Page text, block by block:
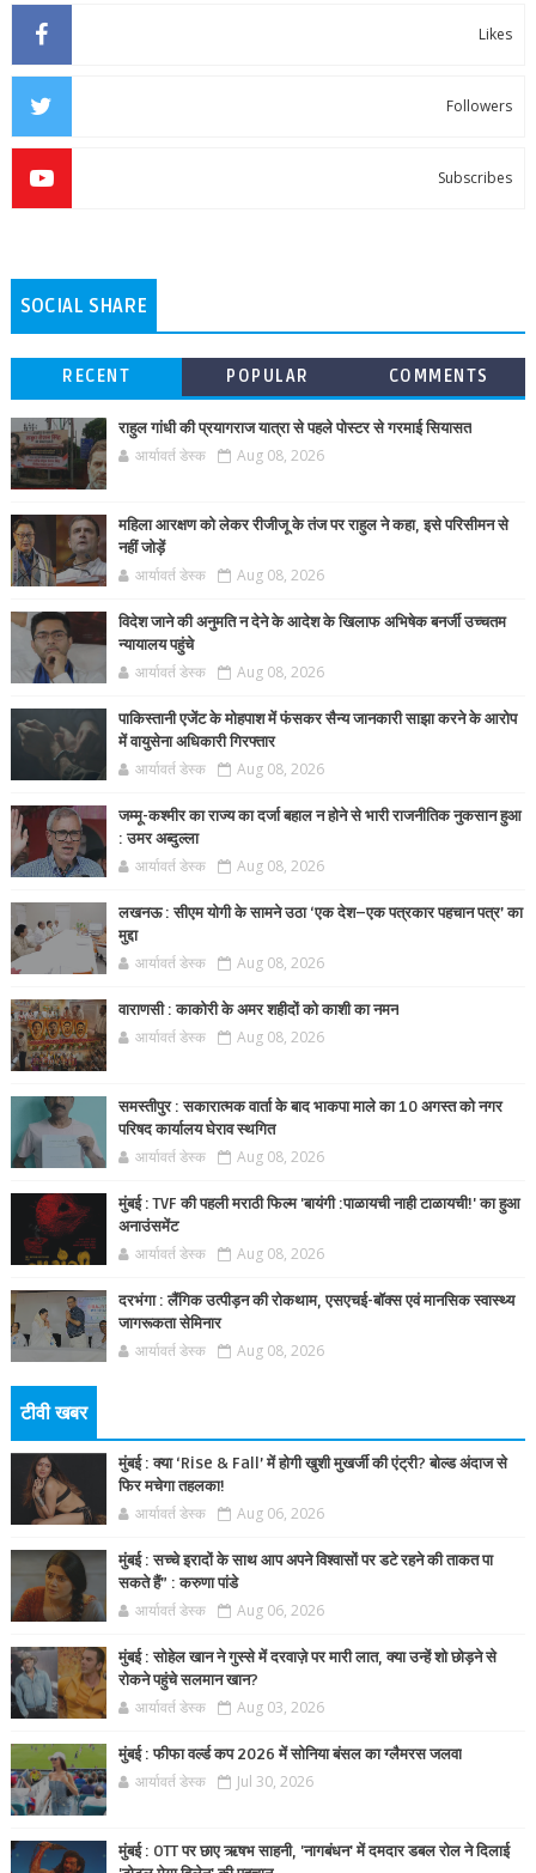
Likes
Followers
Subscribes
SOCIAL SHARE
RECENT POPULAR COMMENTS
राहुल गांधी की प्रयागराज यात्रा से पहले पोस्टर से गरमाई सियासत
आर्यावर्त डेस्क Aug 08, 2026
महिला आरक्षण को लेकर रीजीजू के तंज पर राहुल ने कहा, इसे परिसीमन से
नहीं जोड़ें
आर्यावर्त डेस्क Aug 08, 2026
विदेश जाने की अनुमति न देने के आदेश के खिलाफ अभिषेक बनर्जी उच्चतम
न्यायालय पहुंचे
आर्यावर्त डेस्क Aug 08, 2026
पाकिस्तानी एजेंट के मोहपाश में फंसकर सैन्य जानकारी साझा करने के आरोप
में वायुसेना अधिकारी गिरफ्तार
आर्यावर्त डेस्क Aug 08, 2026
जम्मू-कश्मीर का राज्य का दर्जा बहाल न होने से भारी राजनीतिक नुकसान हुआ
: उमर अब्दुल्ला
आर्यावर्त डेस्क Aug 08, 2026
लखनऊ : सीएम योगी के सामने उठा ‘एक देश–एक पत्रकार पहचान पत्र’ का
मुद्दा
आर्यावर्त डेस्क Aug 08, 2026
वाराणसी : काकोरी के अमर शहीदों को काशी का नमन
आर्यावर्त डेस्क Aug 08, 2026
समस्तीपुर : सकारात्मक वार्ता के बाद भाकपा माले का 10 अगस्त को नगर
परिषद कार्यालय घेराव स्थगित
आर्यावर्त डेस्क Aug 08, 2026
मुंबई : TVF की पहली मराठी फिल्म 'बायंगी :पाळायची नाही टाळायची!' का हुआ
अनाउंसमेंट
आर्यावर्त डेस्क Aug 08, 2026
दरभंगा : लैंगिक उत्पीड़न की रोकथाम, एसएचई-बॉक्स एवं मानसिक स्वास्थ्य
जागरूकता सेमिनार
आर्यावर्त डेस्क Aug 08, 2026
टीवी खबर
मुंबई : क्या ‘Rise & Fall’ में होगी खुशी मुखर्जी की एंट्री? बोल्ड अंदाज से
फिर मचेगा तहलका!
आर्यावर्त डेस्क Aug 06, 2026
मुंबई : सच्चे इरादों के साथ आप अपने विश्वासों पर डटे रहने की ताकत पा
सकते हैं” : करुणा पांडे
आर्यावर्त डेस्क Aug 06, 2026
मुंबई : सोहेल खान ने गुस्से में दरवाज़े पर मारी लात, क्या उन्हें शो छोड़ने से
रोकने पहुंचे सलमान खान?
आर्यावर्त डेस्क Aug 03, 2026
मुंबई : फीफा वर्ल्ड कप 2026 में सोनिया बंसल का ग्लैमरस जलवा
आर्यावर्त डेस्क Jul 30, 2026
मुंबई : OTT पर छाए ऋषभ साहनी, 'नागबंधन' में दमदार डबल रोल ने दिलाई